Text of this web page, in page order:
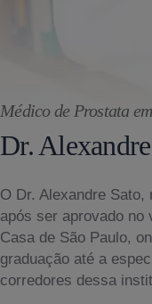
Médico de Prostata
Dr.
O Dr. Alexandre
após ser aprovado no
Casa de São Paulo,
graduação até a
corredores dessa